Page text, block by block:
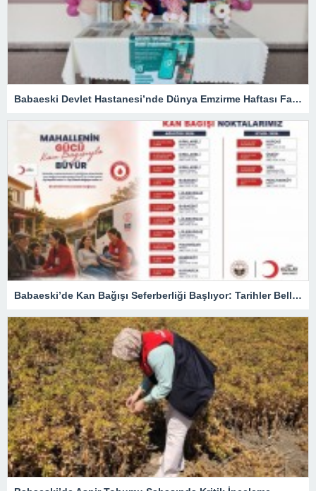
Babaeski Devlet Hastanesi’nde Dünya Emzirme Haftası Farkındalığı
Babaeski’de Kan Bağışı Seferberliği Başlıyor: Tarihler Belli Oldu